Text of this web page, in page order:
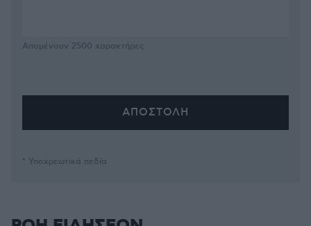
Απομένουν 2500 χαρακτήρες
* Υποχρεωτικά πεδία